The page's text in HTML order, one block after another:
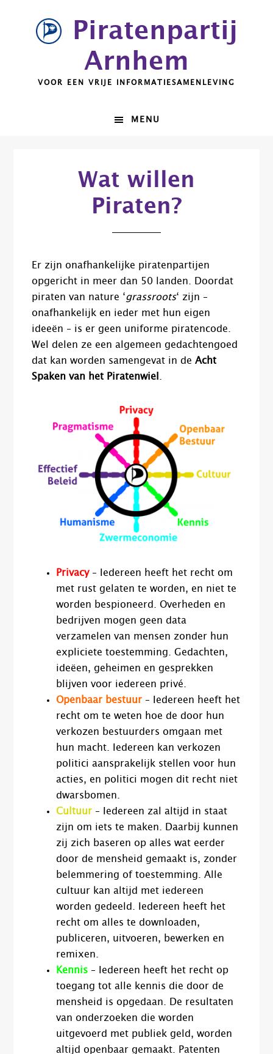
Piratenpartij
Arnhem
VOOR EEN VRIJE INFORMATIESAMENLEVING
MENU
Wat willen
Piraten?
Er zijn onafhankelijke piratenpartijen
opgericht in meer dan 50 landen. Doordat
piraten van nature ‘grassroots‘ zijn –
onafhankelijk en ieder met hun eigen
ideeën – is er geen uniforme piratencode.
Wel delen ze een algemeen gedachtengoed
dat kan worden samengevat in deAcht
Spaken van het Piratenwiel .
Privacy – Iedereen heeft het recht om
met rust gelaten te worden, en niet te
worden bespioneerd. Overheden en
bedrijven mogen geen data
verzamelen van mensen zonder hun
expliciete toestemming. Gedachten,
ideëen, geheimen en gesprekken
blijven voor iedereen privé.
Openbaar bestuur – Iedereen heeft het
recht om te weten hoe de door hun
verkozen bestuurders omgaan met
hun macht. Iedereen kan verkozen
politici aansprakelijk stellen voor hun
acties, en politici mogen dit recht niet
dwarsbomen.
Cultuur – Iedereen zal altijd in staat
zijn om iets te maken. Daarbij kunnen
zij zich baseren op alles wat eerder
door de mensheid gemaakt is, zonder
belemmering of toestemming. Alle
cultuur kan altijd met iedereen
worden gedeeld. Iedereen heeft het
recht om alles te downloaden,
publiceren, uitvoeren, bewerken en
remixen.
Kennis – Iedereen heeft het recht op
toegang tot alle kennis die door de
mensheid is opgedaan. De resultaten
van onderzoeken die worden
uitgevoerd met publiek geld, worden
altijd openbaar gemaakt. Patenten